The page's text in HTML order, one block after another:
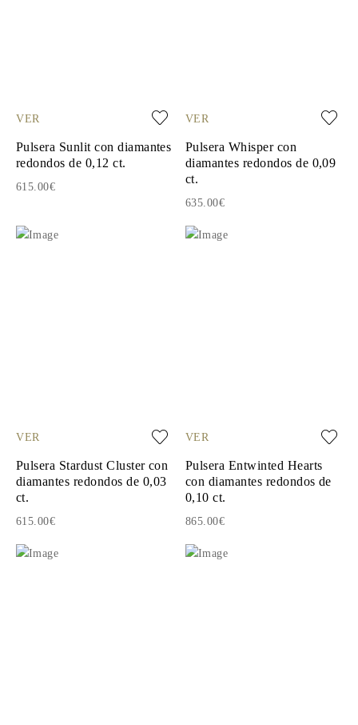
VER
Pulsera Sunlit con diamantes
redondos de 0,12 ct.
615.00€
VER
Pulsera Whisper con
diamantes redondos de 0,09
ct.
635.00€
VER
Pulsera Stardust Cluster con
diamantes redondos de 0,03
ct.
615.00€
VER
Pulsera Entwinted Hearts
con diamantes redondos de
0,10 ct.
865.00€